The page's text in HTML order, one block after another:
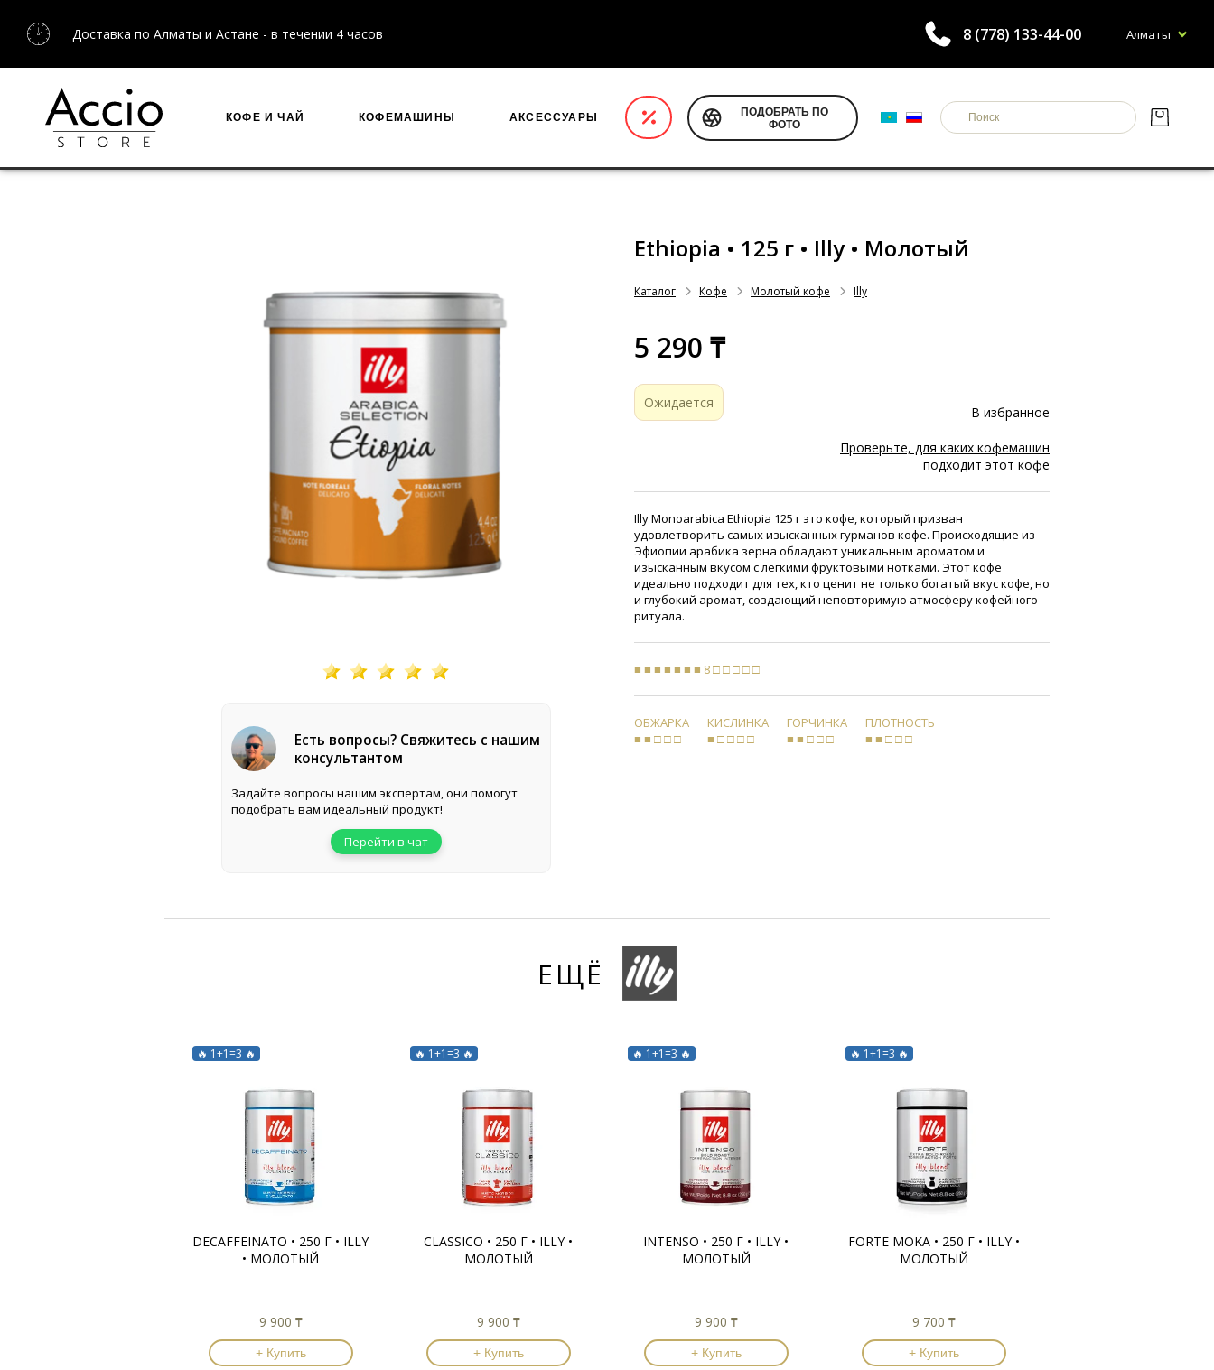
Бесплатная доставка по Казахстану для заказов от 25 000 тенге 8 (778) 133-44-00 Алматы
КОФЕ И ЧАЙ КОФЕМАШИНЫ АКСЕССУАРЫ
ПОДОБРАТЬ ПО
ФОТО
Есть вопросы? Свяжитесь с нашим
консультантом
Задайте вопросы нашим экспертам, они помогут
подобрать вам идеальный продукт!
Перейти в чат
Ethiopia • 125 г • Illy • Молотый
Каталог Кофе Молотый кофе Illy
5 290 ₸
Ожидается
В избранное
Проверьте, для каких кофемашин
подходит этот кофе
Illy Monoarabica Ethiopia 125 г это кофе, который призван
удовлетворить самых изысканных гурманов кофе. Происходящие из
Эфиопии арабика зерна обладают уникальным ароматом и
изысканным вкусом с легкими фруктовыми нотками. Этот кофе
идеально подходит для тех, кто ценит не только богатый вкус кофе, но
и глубокий аромат, создающий неповторимую атмосферу кофейного
ритуала.
■ ■ ■ ■ ■ ■ ■ 8 □ □ □ □ □
ОБЖАРКА
■ ■ □ □ □
КИСЛИНКА
■ □ □ □ □
ГОРЧИНКА
■ ■ □ □ □
ПЛОТНОСТЬ
■ ■ □ □ □
ЕЩЁ
🔥 1+1=3 🔥
DECAFFEINATO • 250 Г • ILLY
• МОЛОТЫЙ
9 900 ₸
+ Купить
🔥 1+1=3 🔥
CLASSICO • 250 Г • ILLY •
МОЛОТЫЙ
9 900 ₸
+ Купить
🔥 1+1=3 🔥
INTENSO • 250 Г • ILLY •
МОЛОТЫЙ
9 900 ₸
+ Купить
🔥 1+1=3 🔥
FORTE MOKA • 250 Г • ILLY •
МОЛОТЫЙ
9 700 ₸
+ Купить